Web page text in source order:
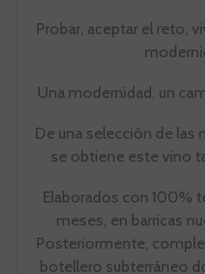
Probar, aceptar el reto,
Una modernidad, un
De una selección de las
se obtiene este vino
Elaborados con 100%
meses, en barricas
Posteriormente,
botellero subterráneo